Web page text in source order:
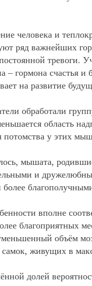
человека и
ряд важнейших
тревоги.
– гормона счастья
на развитие
обработали
область
потомства у этих
мышата,
и
более
вполне
благоприятных
объём
живущих в
долей